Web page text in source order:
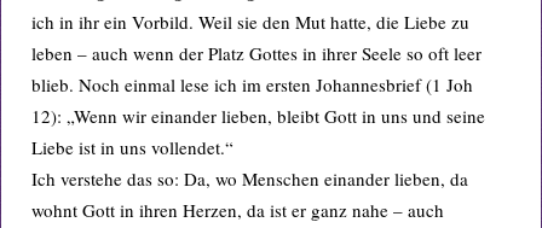
ich in ihr ein Vorbild. Weil sie den Mut hatte, die Liebe zu
leben – auch wenn der Platz Gottes in ihrer Seele so oft leer
blieb. Noch einmal lese ich im ersten Johannesbrief (1 Joh
12): „Wenn wir einander lieben, bleibt Gott in uns und seine
Liebe ist in uns vollendet.“
Ich verstehe das so: Da, wo Menschen einander lieben, da
wohnt Gott in ihren Herzen, da ist er ganz nahe – auch